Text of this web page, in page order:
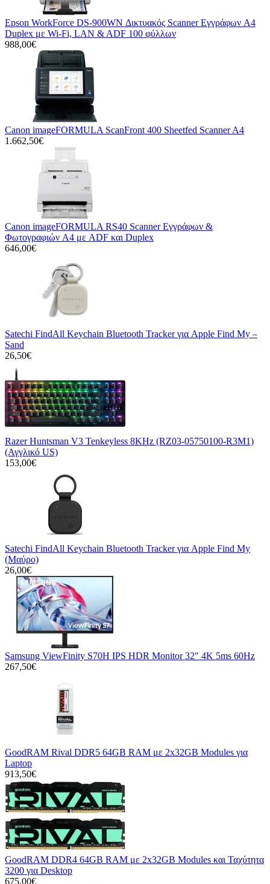
Epson WorkForce DS-900WN Δικτυακός Scanner Εγγράφων A4
Duplex με Wi-Fi, LAN & ADF 100 φύλλων
988,00€
Canon imageFORMULA ScanFront 400 Sheetfed Scanner A4
1.662,50€
Canon imageFORMULA RS40 Scanner Εγγράφων &
Φωτογραφιών A4 με ADF και Duplex
646,00€
Satechi FindAll Keychain Bluetooth Tracker για Apple Find My –
Sand
26,50€
Razer Huntsman V3 Tenkeyless 8KHz (RZ03-05750100-R3M1)
(Αγγλικό US)
153,00€
Satechi FindAll Keychain Bluetooth Tracker για Apple Find My
(Μαύρο)
26,00€
Samsung ViewFinity S70H IPS HDR Monitor 32" 4K 5ms 60Hz
267,50€
GoodRAM Rival DDR5 64GB RAM με 2x32GB Modules για
Laptop
913,50€
GoodRAM DDR4 64GB RAM με 2x32GB Modules και Ταχύτητα
3200 για Desktop
675,00€